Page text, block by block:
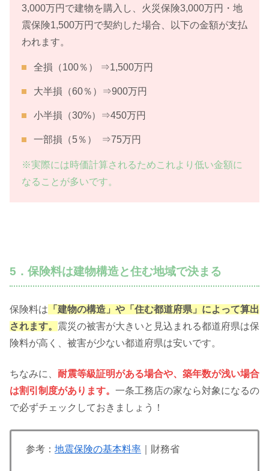
3,000万円で建物を購入し、火災保険3,000万円・地
震保険1,500万円で契約した場合、以下の金額が支払
われます。
全損（100％） ⇒1,500万円
大半損（60％）⇒900万円
小半損（30%）⇒450万円
一部損（5％） ⇒75万円
※実際には時価計算されるためこれより低い金額に
なることが多いです。
5．保険料は建物構造と住む地域で決まる
保険料は 「建物の構造」や「住む都道府県」によって算出
されます。 震災の被害が大きいと見込まれる都道府県は保
険料が高く、被害が少ない都道府県は安いです。
ちなみに、 耐震等級証明がある場合や、築年数が浅い場合
は割引制度があります。 一条工務店の家なら対象になるの
で必ずチェックしておきましょう！
参考： 地震保険の基本料率 ｜財務省